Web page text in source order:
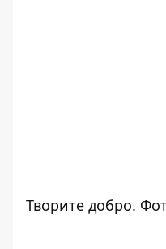
Творите добро.